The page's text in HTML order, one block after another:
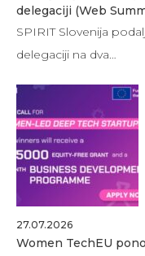
delegaciji (Web
SPIRIT Slovenija
delegaciji na dva…
27.07.2026
Women TechEU